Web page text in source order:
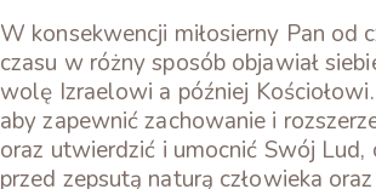
W konsekwencji miłosierny Pan od
czasu w różny sposób objawiał
wolę Izraelowi a później
aby zapewnić zachowanie i
oraz utwierdzić i umocnić Swój Lud,
przed zepsutą naturą człowieka